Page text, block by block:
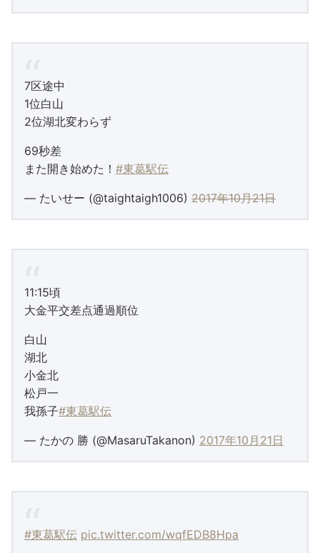
7区途中
1位白山
2位湖北変わらず
69秒差
また開き始めた！ #東葛駅伝
— たいせー (@taightaigh1006) 2017年10月21日
11:15頃
大金平交差点通過順位
白山
湖北
小金北
松戸一
我孫子#東葛駅伝
— たかの 勝 (@MasaruTakanon) 2017年10月21日
#東葛駅伝 pic.twitter.com/wqfEDB8Hpa